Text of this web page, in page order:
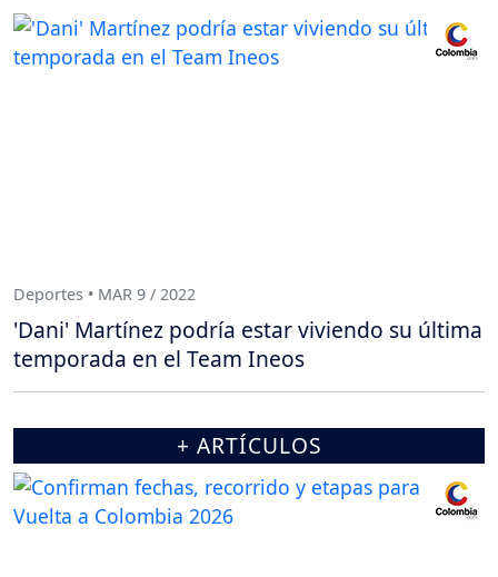
Deportes • MAR 9 / 2022
'Dani' Martínez podría estar viviendo su última
temporada en el Team Ineos
+ ARTÍCULOS